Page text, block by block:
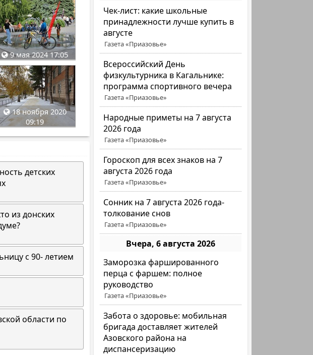
Чек-лист: какие школьные
принадлежности лучше купить в
августе
Газета «Приазовье»
Всероссийский День
физкультурника в Кагальнике:
программа спортивного вечера
Газета «Приазовье»
Народные приметы на 7 августа
2026 года
Газета «Приазовье»
Гороскоп для всех знаков на 7
августа 2026 года
Газета «Приазовье»
Сонник на 7 августа 2026 года-
толкование снов
Газета «Приазовье»
Вчера, 6 августа 2026
Заморозка фаршированного
перца с фаршем: полное
руководство
Газета «Приазовье»
Забота о здоровье: мобильная
бригада доставляет жителей
Азовского района на
диспансеризацию
9 мая 2024 17:05
18 ноября 2020
09:19
детских
из донских
с 90- летием
области по